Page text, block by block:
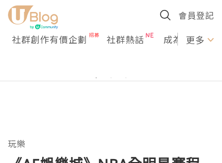
會員登記
社群創作有價企劃 社群熱話 成為U更多
玩樂